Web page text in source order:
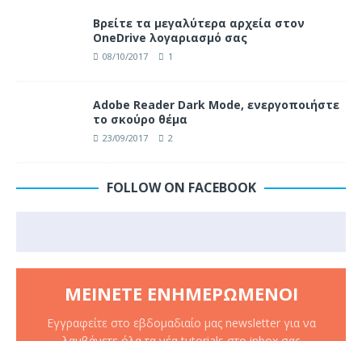
Βρείτε τα μεγαλύτερα αρχεία στον
OneDrive λογαριασμό σας
08/10/2017 1
Adobe Reader Dark Mode, ενεργοποιήστε
το σκούρο θέμα
23/09/2017 2
FOLLOW ON FACEBOOK
ΜΕΊΝΕΤΕ ΕΝΗΜΕΡΩΜΈΝΟΙ
Εγγραφείτε στο εβδομαδιαίο μας newsletter για να